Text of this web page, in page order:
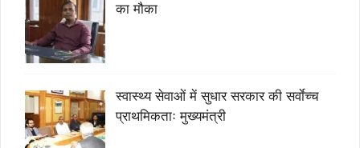
का मौका
स्वास्थ्य सेवाओं में सुधार सरकार की सर्वाेच्च
प्राथमिकताः मुख्यमंत्री